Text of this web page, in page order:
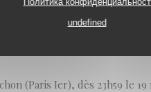
undefined
NOUVEAUX 2025, UN
(Paris Ier), dès 23h59 le